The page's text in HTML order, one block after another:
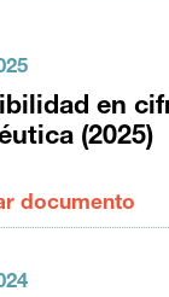
en
(2025)
documento